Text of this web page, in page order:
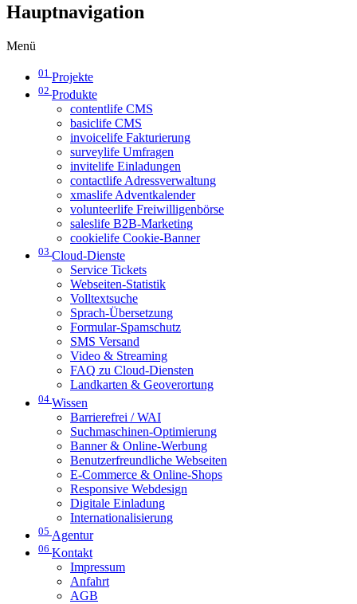
Hauptnavigation
Menü
01 Projekte
02 Produkte
contentlife CMS
basiclife CMS
invoicelife Fakturierung
surveylife Umfragen
invitelife Einladungen
contactlife Adressverwaltung
xmaslife Adventkalender
volunteerlife Freiwilligenbörse
saleslife B2B-Marketing
cookielife Cookie-Banner
03 Cloud-Dienste
Service Tickets
Webseiten-Statistik
Volltextsuche
Sprach-Übersetzung
Formular-Spamschutz
SMS Versand
Video & Streaming
FAQ zu Cloud-Diensten
Landkarten & Geoverortung
04 Wissen
Barrierefrei / WAI
Suchmaschinen-Optimierung
Banner & Online-Werbung
Benutzerfreundliche Webseiten
E-Commerce & Online-Shops
Responsive Webdesign
Digitale Einladung
Internationalisierung
05 Agentur
06 Kontakt
Impressum
Anfahrt
AGB